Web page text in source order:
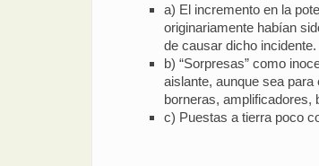
a) El incremento en la
originariamente habían
de causar dicho incidente.
b) “Sorpresas” como
aislante, aunque sea
borneras, amplificadores,
c) Puestas a tierra poco